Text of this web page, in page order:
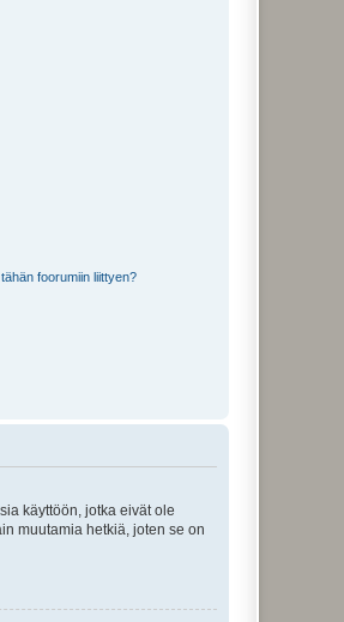
foorumiin liittyen?
käyttöön, jotka eivät ole
muutamia hetkiä, joten se on